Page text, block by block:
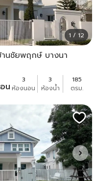
1 / 12
านชัยพฤกษ์ บางนา
น
3
ห้องนอน
3
ห้องน้ำ
185
ตรม.